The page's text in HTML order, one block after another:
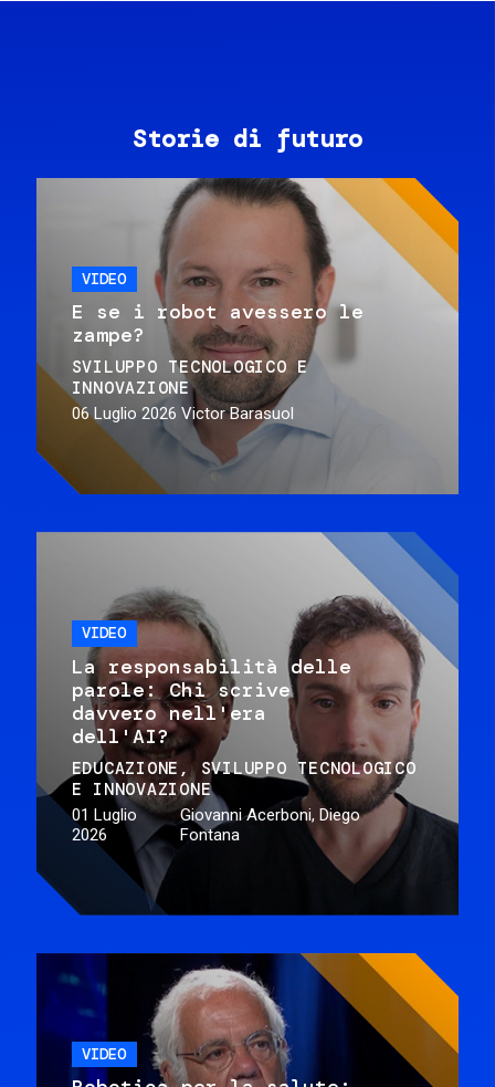
Storie di futuro
VIDEO
E se i robot avessero le
zampe?
SVILUPPO TECNOLOGICO E
INNOVAZIONE
06 Luglio 2026 Victor Barasuol
VIDEO
La responsabilità delle
parole: Chi scrive
davvero nell'era
dell'AI?
EDUCAZIONE
SVILUPPO TECNOLOGICO
E INNOVAZIONE
01 Luglio
2026
Giovanni Acerboni, Diego
Fontana
VIDEO